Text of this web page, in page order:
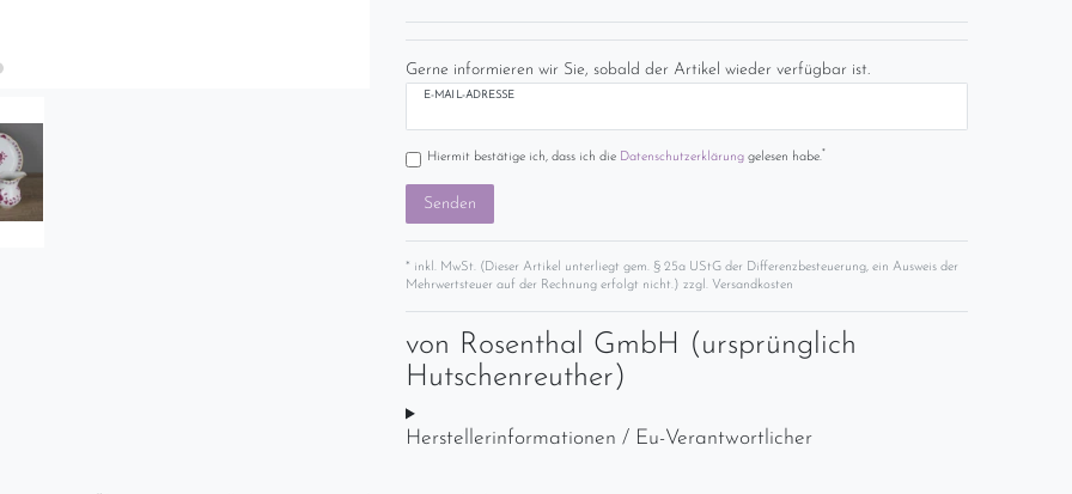
Gerne informieren wir Sie, sobald der Artikel wieder verfügbar ist.
E-MAIL-ADRESSE
Hiermit bestätige ich, dass ich die Daten­schutz­erklärunggelesen habe.*
Senden
* inkl. MwSt. (Dieser Artikel unterliegt gem. § 25a UStG der Differenzbesteuerung, ein Ausweis der
Mehrwertsteuer auf der Rechnung erfolgt nicht.) zzgl. Versandkosten
von Rosenthal GmbH (ursprünglich
Hutschenreuther)
Herstellerinformationen / Eu-Verantwortlicher